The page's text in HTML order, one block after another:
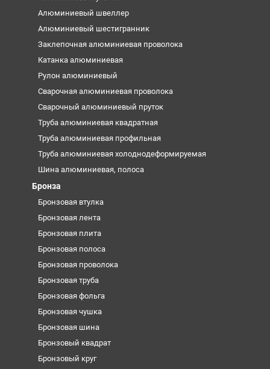
Алюминиевый швеллер
Алюминиевый шестигранник
Заклепочная алюминиевая проволока
Катанка алюминиевая
Рулон алюминиевый
Сварочная алюминиевая проволока
Сварочный алюминиевый пруток
Труба алюминиевая квадратная
Труба алюминиевая профильная
Труба алюминиевая холоднодеформируемая
Шина алюминиевая, полоса
Бронза
Бронзовая втулка
Бронзовая лента
Бронзовая плита
Бронзовая полоса
Бронзовая проволока
Бронзовая труба
Бронзовая фольга
Бронзовая чушка
Бронзовая шина
Бронзовый квадрат
Бронзовый круг